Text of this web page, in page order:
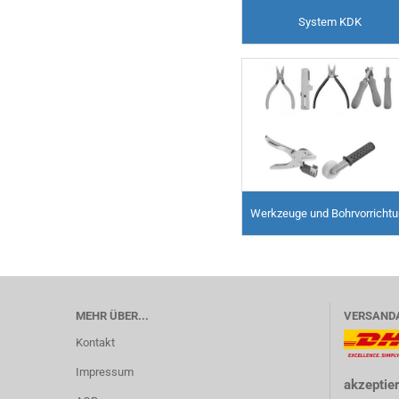
System KDK
Werkzeuge und
MEHR ÜBER...
Kontakt
Impressum